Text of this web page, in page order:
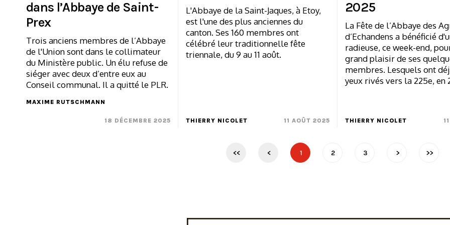
dans l’Abbaye de Saint-
Prex
Trois anciens membres de l’Abbaye
de l'Union sont dans le collimateur
du Ministère public. Un élu refuse de
siéger avec deux d’entre eux au
Conseil communal. Il a quitté le PLR.
MAXIME RUTSCHMANN
18 DÉCEMBRE 2025
L'Abbaye de la Saint-Jaques, à Etoy,
est l'une des plus anciennes du
canton. Ses 160 membres ont
célébré leur traditionnelle fête
triennale, du 9 au 11 août.
THIERRY NICOLET 11 AOÛT 2025
2025
La Fête de l’Abbaye des
d’Echandens a bénéficié
radieuse, ce week-end,
grand plaisir de ses
membres. Lesquels ont
yeux rivés vers la 225e, en
THIERRY NICOLET
<< < 1 2 3 > >>